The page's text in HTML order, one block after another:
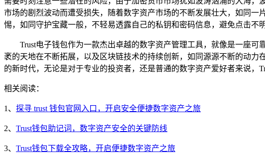
市场的剧烈波动而遭受损失，随着数字资产市场的不断发展壮大，如同
惕，如同守护宝藏一般，不轻易透露自己的私钥和密码信息，避免点击不
Trust电子钱包作为一款杰出卓越的数字资产管理工具，就像是一座
袤的天地在不断拓展，以及区块链技术的持续创新，如同源源不断的动
的新时代，无论是对于专业的投资者，还是普通的数字资产爱好者来说，
相关阅读：
1、 探寻 trust 钱包官网入口，开启安全便捷数字资产之旅
2、 Trust钱包助记词，数字资产安全的关键防线
3、 Trust钱包下载全攻略，开启便捷数字资产之旅